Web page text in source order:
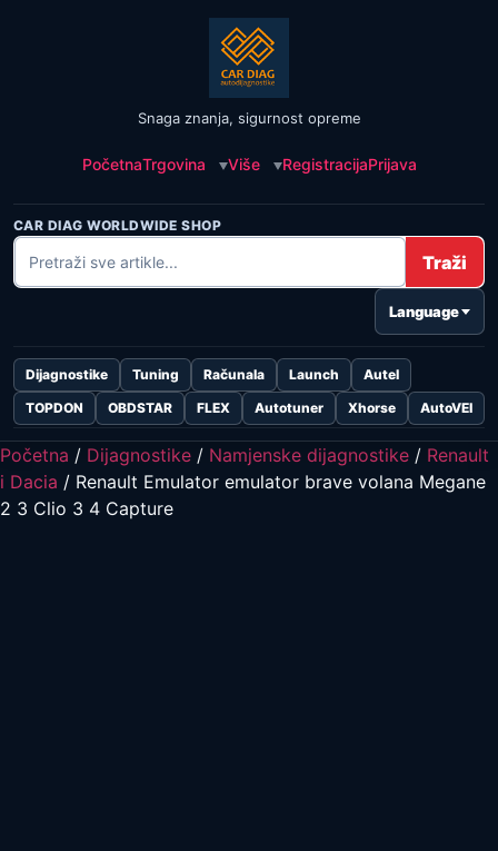
Snaga znanja, sigurnost opreme
PočetnaTrgovina Više RegistracijaPrijava
CAR DIAG WORLDWIDE SHOP
Traži
Language
Dijagnostike Tuning Računala Launch
Autel
TOPDON
OBDSTAR FLEX Autotuner Xhorse AutoVEI
Početna / Dijagnostike / Namjenske dijagnostike / Renault
i Dacia / Renault Emulator emulator brave volana Megane
2 3 Clio 3 4 Capture